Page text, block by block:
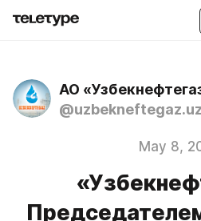
АО
@uzbekneftegaz.uz
May 8,